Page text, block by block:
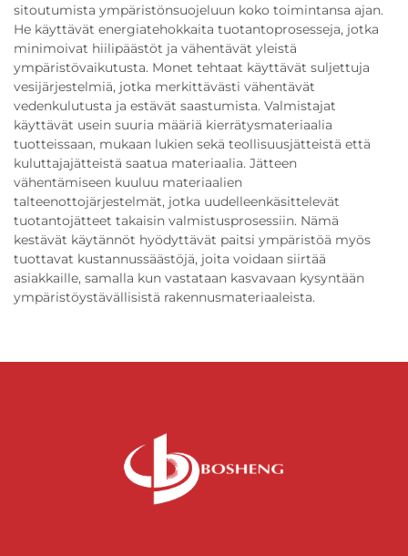
sitoutumista ympäristönsuojeluun koko toimintansa ajan.
He käyttävät energiatehokkaita tuotantoprosesseja, jotka
minimoivat hiilipäästöt ja vähentävät yleistä
ympäristövaikutusta. Monet tehtaat käyttävät suljettuja
vesijärjestelmiä, jotka merkittävästi vähentävät
vedenkulutusta ja estävät saastumista. Valmistajat
käyttävät usein suuria määriä kierrätysmateriaalia
tuotteissaan, mukaan lukien sekä teollisuusjätteistä että
kuluttajajätteistä saatua materiaalia. Jätteen
vähentämiseen kuuluu materiaalien
talteenottojärjestelmät, jotka uudelleenkäsittelevät
tuotantojätteet takaisin valmistusprosessiin. Nämä
kestävät käytännöt hyödyttävät paitsi ympäristöä myös
tuottavat kustannussäästöjä, joita voidaan siirtää
asiakkaille, samalla kun vastataan kasvavaan kysyntään
ympäristöystävällisistä rakennusmateriaaleista.